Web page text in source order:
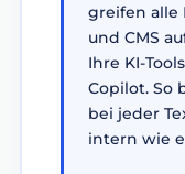
greifen alle
und CMS
Ihre KI-
Copilot. So
bei jeder
intern wie